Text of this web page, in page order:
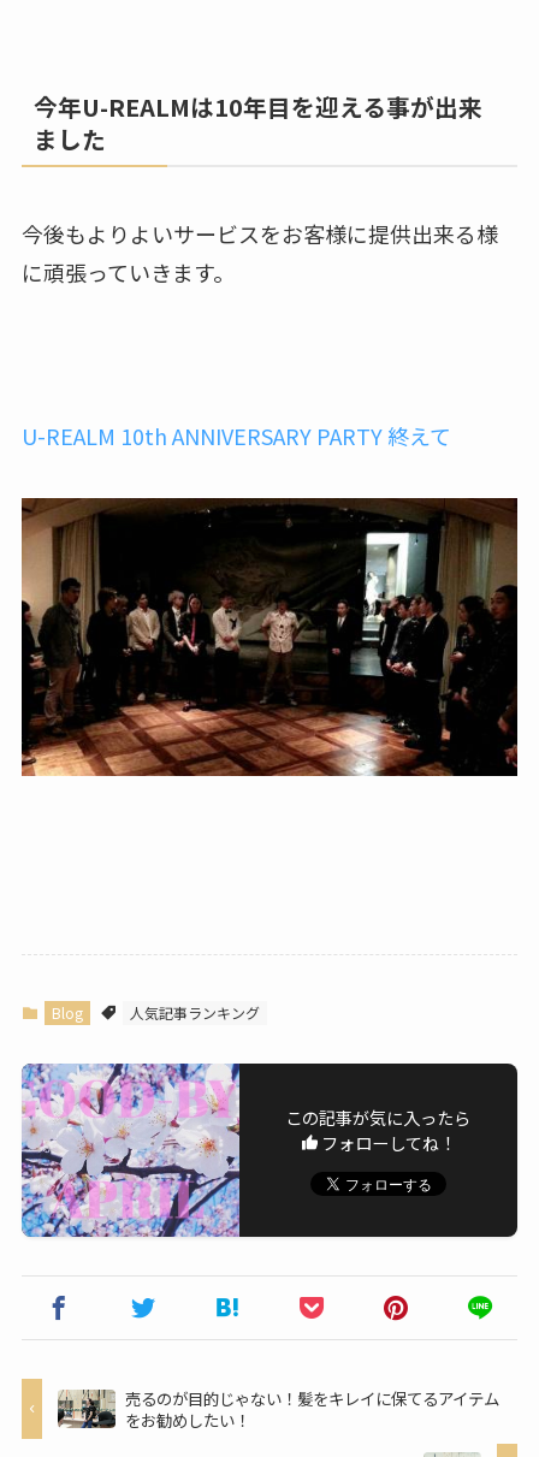
今年U-REALMは10年目を迎える事が出来
ました
今後もよりよいサービスをお客様に提供出来る様
に頑張っていきます。
U-REALM 10th ANNIVERSARY PARTY 終えて
Blog 人気記事ランキング
この記事が気に入ったら
フォローしてね！
売るのが目的じゃない！髪をキレイに保てるアイテム
をお勧めしたい！